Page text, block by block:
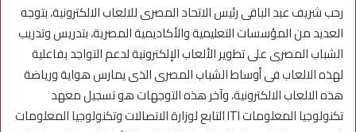
رحب شريف عبد الباقى رئيس الاتحاد المصرى للالعاب الالكترونية، بتوجه
العديد من المؤسسات التعليمية والأكاديمية المصرية، بتدريس وتدريب
الشباب المصرى على تطوير الألعاب الإلكترونية لدعم التواجد بفاعلية
لهذه الالعاب فى أوساط الشباب المصرى الذى يمارس هواية ورياضة
هذه الالعاب الالكترونية، وآخر هذه التوجهات هو تسجيل معهد
تكنولوجيا المعلومات ITI التابع لوزارة الاتصالات وتكنولوجيا المعلومات